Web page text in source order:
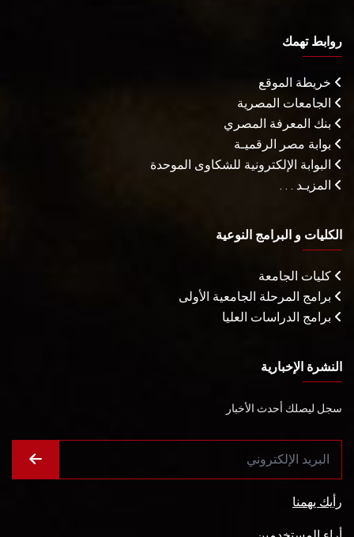
روابط تهمك
خريطة الموقع
الجامعات المصرية
بنك المعرفة المصري
بوابة مصر الرقميـة
البوابة الإلكترونية للشكاوى الموحدة
المزيـد . . .
الكليات و البرامج النوعية
كليات الجامعة
برامج المرحلة الجامعية الأولى
برامج الدراسات العليا
النشرة الإخبارية
سجل ليصلك أحدث الأخبار
رأيك يهمنا